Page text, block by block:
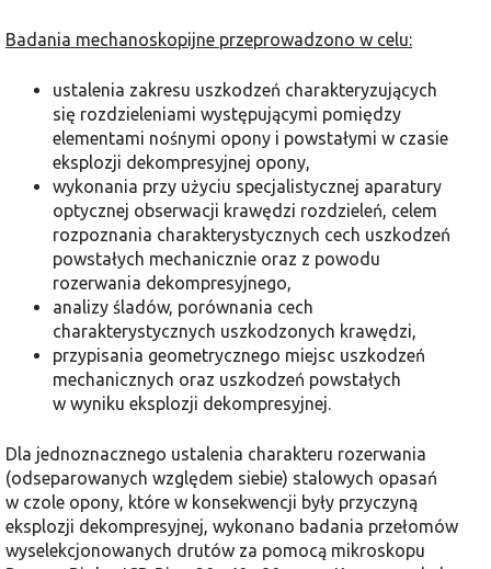
Badania mechanoskopijne przeprowadzono w celu:
ustalenia zakresu uszkodzeń charakteryzujących
się rozdzieleniami występującymi pomiędzy
elementami nośnymi opony i powstałymi w czasie
eksplozji dekompresyjnej opony,
wykonania przy użyciu specjalistycznej aparatury
optycznej obserwacji krawędzi rozdzieleń, celem
rozpoznania charakterystycznych cech uszkodzeń
powstałych mechanicznie oraz z powodu
rozerwania dekompresyjnego,
analizy śladów, porównania cech
charakterystycznych uszkodzonych krawędzi,
przypisania geometrycznego miejsc uszkodzeń
mechanicznych oraz uszkodzeń powstałych
w wyniku eksplozji dekompresyjnej.
Dla jednoznacznego ustalenia charakteru rozerwania
(odseparowanych względem siebie) stalowych opasań
w czole opony, które w konsekwencji były przyczyną
eksplozji dekompresyjnej, wykonano badania przełomów
wyselekcjonowanych drutów za pomocą mikroskopu